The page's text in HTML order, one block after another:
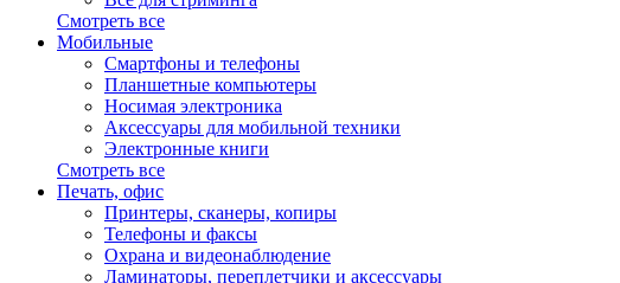
Смотреть все
Мобильные
Смартфоны и телефоны
Планшетные компьютеры
Носимая электроника
Аксессуары для мобильной техники
Электронные книги
Смотреть все
Печать, офис
Принтеры, сканеры, копиры
Телефоны и факсы
Охрана и видеонаблюдение
Ламинаторы, переплетчики и аксессуары